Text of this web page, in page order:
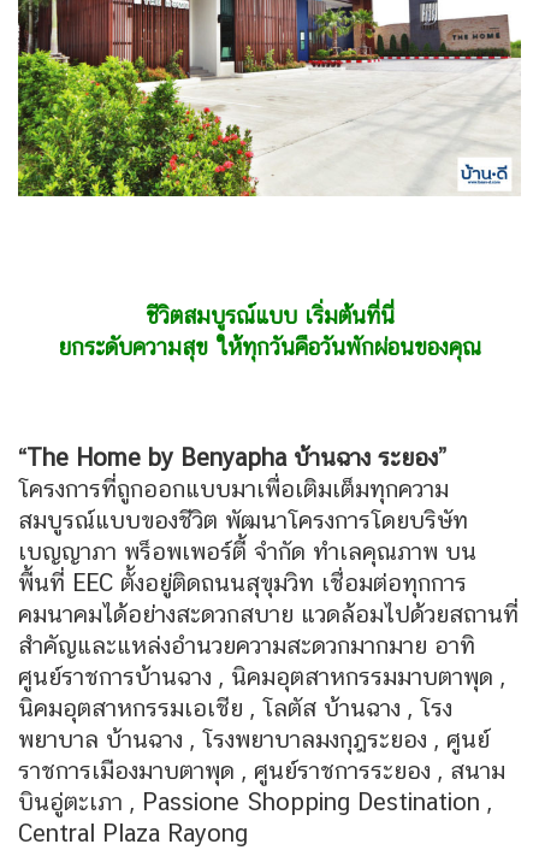
ชีวิตสมบูรณ์แบบ เริ่มต้นที่นี่
ยกระดับความสุข ให้ทุกวันคือวันพักผ่อนของคุณ
“The Home by Benyapha บ้านฉาง ระยอง”
โครงการที่ถูกออกแบบมาเพื่อเติมเต็มทุกความ
สมบูรณ์แบบของชีวิต พัฒนาโครงการโดยบริษัท
เบญญาภา พร็อพเพอร์ตี้ จำกัด ทำเลคุณภาพ บน
พื้นที่ EEC ตั้งอยู่ติดถนนสุขุมวิท เชื่อมต่อทุกการ
คมนาคมได้อย่างสะดวกสบาย แวดล้อมไปด้วยสถานที่
สำคัญและแหล่งอำนวยความสะดวกมากมาย อาทิ
ศูนย์ราชการบ้านฉาง , นิคมอุตสาหกรรมมาบตาพุด ,
นิคมอุตสาหกรรมเอเชีย , โลตัส บ้านฉาง , โรง
พยาบาล บ้านฉาง , โรงพยาบาลมงกุฎระยอง , ศูนย์
ราชการเมืองมาบตาพุด , ศูนย์ราชการระยอง , สนาม
บินอู่ตะเภา , Passione Shopping Destination ,
Central Plaza Rayong